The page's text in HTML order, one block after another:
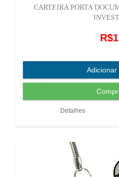
CARTEIRA PORTA
Detalhes